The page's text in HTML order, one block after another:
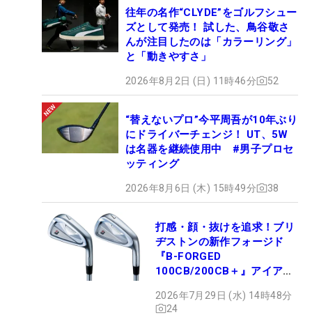
往年の名作“CLYDE”をゴルフシュー
ズとして発売！ 試した、鳥谷敬さ
んが注目したのは「カラーリング」
と「動きやすさ」
2026年8月2日 (日) 11時46分 52
“替えないプロ”今平周吾が10年ぶり
にドライバーチェンジ！ UT、5W
は名器を継続使用中 #男子プロセ
ッティング
2026年8月6日 (木) 15時49分 38
打感・顔・抜けを追求！ブリ
ヂストンの新作フォージド
『B-FORGED
100CB/200CB＋』アイアン
2026年7月29日 (水) 14時48分
24